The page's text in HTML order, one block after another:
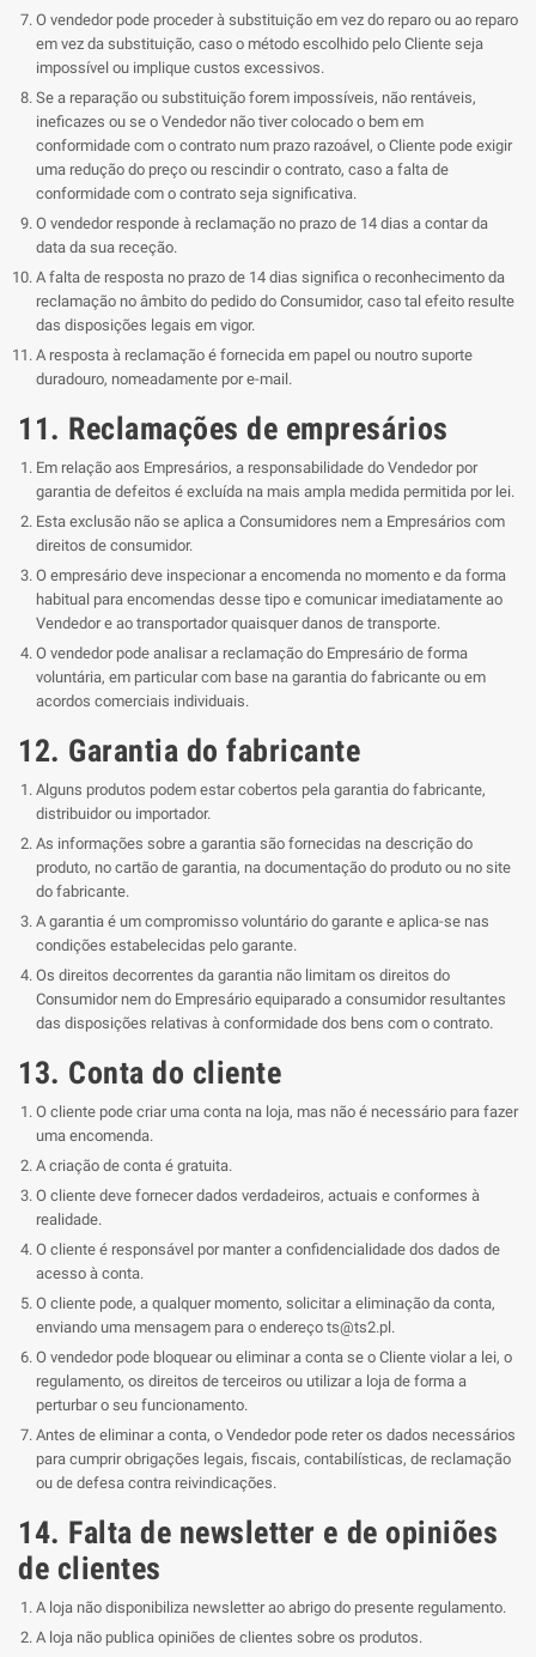
O vendedor pode proceder à substituição em vez do reparo ou ao reparo
em vez da substituição, caso o método escolhido pelo Cliente seja
impossível ou implique custos excessivos.
Se a reparação ou substituição forem impossíveis, não rentáveis,
ineficazes ou se o Vendedor não tiver colocado o bem em
conformidade com o contrato num prazo razoável, o Cliente pode exigir
uma redução do preço ou rescindir o contrato, caso a falta de
conformidade com o contrato seja significativa.
O vendedor responde à reclamação no prazo de 14 dias a contar da
data da sua receção.
A falta de resposta no prazo de 14 dias significa o reconhecimento da
reclamação no âmbito do pedido do Consumidor, caso tal efeito resulte
das disposições legais em vigor.
A resposta à reclamação é fornecida em papel ou noutro suporte
duradouro, nomeadamente por e-mail.
11. Reclamações de empresários
Em relação aos Empresários, a responsabilidade do Vendedor por
garantia de defeitos é excluída na mais ampla medida permitida por lei.
Esta exclusão não se aplica a Consumidores nem a Empresários com
direitos de consumidor.
O empresário deve inspecionar a encomenda no momento e da forma
habitual para encomendas desse tipo e comunicar imediatamente ao
Vendedor e ao transportador quaisquer danos de transporte.
O vendedor pode analisar a reclamação do Empresário de forma
voluntária, em particular com base na garantia do fabricante ou em
acordos comerciais individuais.
12. Garantia do fabricante
Alguns produtos podem estar cobertos pela garantia do fabricante,
distribuidor ou importador.
As informações sobre a garantia são fornecidas na descrição do
produto, no cartão de garantia, na documentação do produto ou no site
do fabricante.
A garantia é um compromisso voluntário do garante e aplica-se nas
condições estabelecidas pelo garante.
Os direitos decorrentes da garantia não limitam os direitos do
Consumidor nem do Empresário equiparado a consumidor resultantes
das disposições relativas à conformidade dos bens com o contrato.
13. Conta do cliente
O cliente pode criar uma conta na loja, mas não é necessário para fazer
uma encomenda.
A criação de conta é gratuita.
O cliente deve fornecer dados verdadeiros, actuais e conformes à
realidade.
O cliente é responsável por manter a confidencialidade dos dados de
acesso à conta.
O cliente pode, a qualquer momento, solicitar a eliminação da conta,
enviando uma mensagem para o endereço ts@ts2.pl.
O vendedor pode bloquear ou eliminar a conta se o Cliente violar a lei, o
regulamento, os direitos de terceiros ou utilizar a loja de forma a
perturbar o seu funcionamento.
Antes de eliminar a conta, o Vendedor pode reter os dados necessários
para cumprir obrigações legais, fiscais, contabilísticas, de reclamação
ou de defesa contra reivindicações.
14. Falta de newsletter e de opiniões
de clientes
A loja não disponibiliza newsletter ao abrigo do presente regulamento.
A loja não publica opiniões de clientes sobre os produtos.